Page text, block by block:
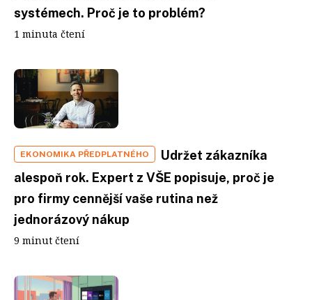
systémech. Proč je to problém?
1 minuta čtení
EKONOMIKA PŘEDPLATNÉHO
Udržet zákazníka
alespoň rok. Expert z VŠE popisuje, proč je
pro firmy cennější vaše rutina než
jednorázový nákup
9 minut čtení